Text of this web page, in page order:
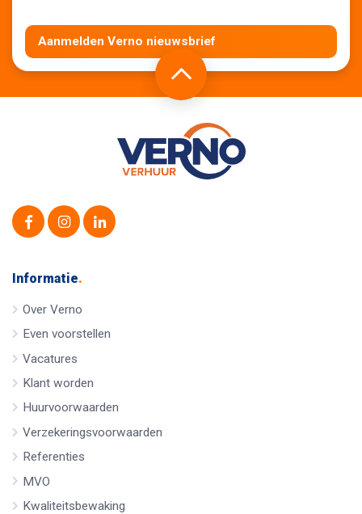
Aanmelden Verno nieuwsbrief
Informatie.
Over Verno
Even voorstellen
Vacatures
Klant worden
Huurvoorwaarden
Verzekeringsvoorwaarden
Referenties
MVO
Kwaliteitsbewaking